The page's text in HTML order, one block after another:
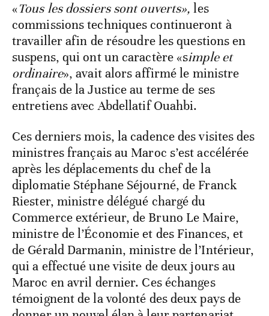
«Tous les dossiers sont ouverts», les
commissions techniques continueront à
travailler afin de résoudre les questions en
suspens, qui ont un caractère «simple et
ordinaire», avait alors affirmé le ministre
français de la Justice au terme de ses
entretiens avec Abdellatif Ouahbi.
Ces derniers mois, la cadence des visites des
ministres français au Maroc s’est accélérée
après les déplacements du chef de la
diplomatie Stéphane Séjourné, de Franck
Riester, ministre délégué chargé du
Commerce extérieur, de Bruno Le Maire,
ministre de l’Économie et des Finances, et
de Gérald Darmanin, ministre de l’Intérieur,
qui a effectué une visite de deux jours au
Maroc en avril dernier. Ces échanges
témoignent de la volonté des deux pays de